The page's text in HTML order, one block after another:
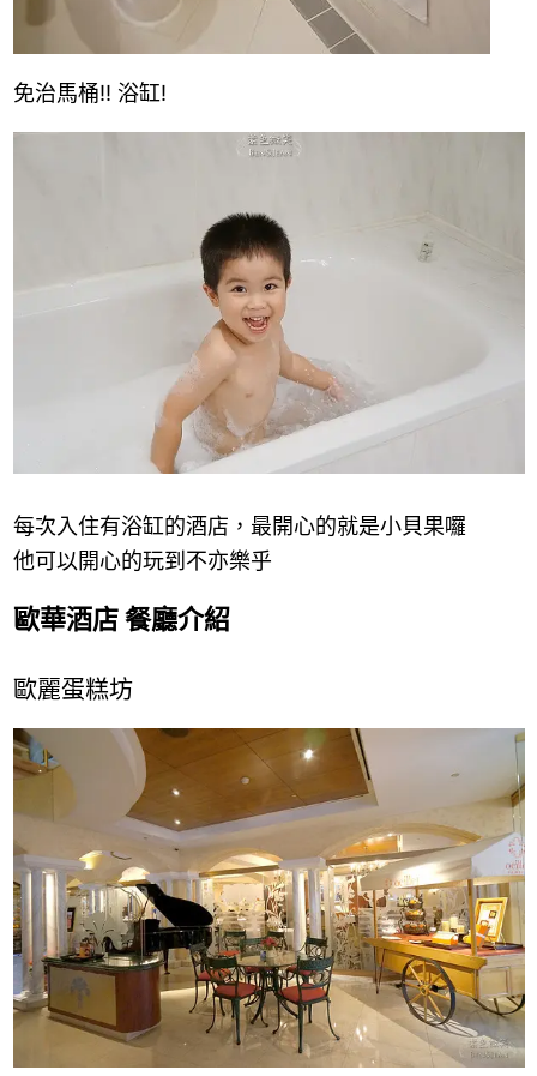
免治馬桶!! 浴缸!
每次入住有浴缸的酒店，最開心的就是小貝果囉
他可以開心的玩到不亦樂乎
歐華酒店 餐廳介紹
歐麗蛋糕坊